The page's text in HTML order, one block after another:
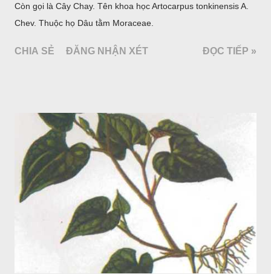
Còn gọi là Cây Chay. Tên khoa học Artocarpus tonkinensis A.
Chev. Thuộc họ Dâu tằm Moraceae.
CHIA SẺ ĐĂNG NHẬN XÉT ĐỌC TIẾP »